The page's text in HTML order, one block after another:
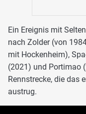
Ein Ereignis mit
nach Zolder (von
mit Hockenheim),
(2021) und Portimao
Rennstrecke, die das
austrug.